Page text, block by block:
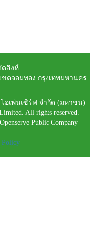
ดสิงห์
ขตจอมทอง กรุงเทพมหานคร
อเพ่นเซิร์ฟ จำกัด (มหาชน)
All rights reserved.
Public Company
Policy